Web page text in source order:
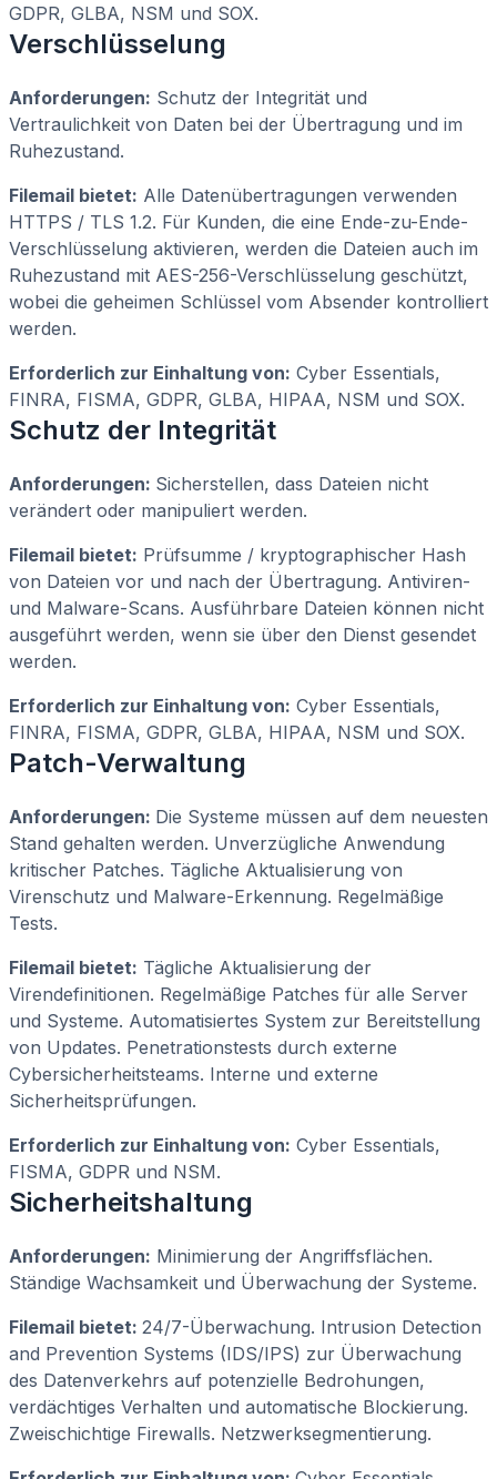
GDPR, GLBA, NSM und SOX.
Verschlüsselung
Anforderungen: Schutz der Integrität und
Vertraulichkeit von Daten bei der Übertragung und im
Ruhezustand.
Filemail bietet: Alle Datenübertragungen verwenden
HTTPS / TLS 1.2. Für Kunden, die eine Ende-zu-Ende-
Verschlüsselung aktivieren, werden die Dateien auch im
Ruhezustand mit AES-256-Verschlüsselung geschützt,
wobei die geheimen Schlüssel vom Absender kontrolliert
werden.
Erforderlich zur Einhaltung von: Cyber Essentials,
FINRA, FISMA, GDPR, GLBA, HIPAA, NSM und SOX.
Schutz der Integrität
Anforderungen: Sicherstellen, dass Dateien nicht
verändert oder manipuliert werden.
Filemail bietet: Prüfsumme / kryptographischer Hash
von Dateien vor und nach der Übertragung. Antiviren-
und Malware-Scans. Ausführbare Dateien können nicht
ausgeführt werden, wenn sie über den Dienst gesendet
werden.
Erforderlich zur Einhaltung von: Cyber Essentials,
FINRA, FISMA, GDPR, GLBA, HIPAA, NSM und SOX.
Patch-Verwaltung
Anforderungen: Die Systeme müssen auf dem neuesten
Stand gehalten werden. Unverzügliche Anwendung
kritischer Patches. Tägliche Aktualisierung von
Virenschutz und Malware-Erkennung. Regelmäßige
Tests.
Filemail bietet: Tägliche Aktualisierung der
Virendefinitionen. Regelmäßige Patches für alle Server
und Systeme. Automatisiertes System zur Bereitstellung
von Updates. Penetrationstests durch externe
Cybersicherheitsteams. Interne und externe
Sicherheitsprüfungen.
Erforderlich zur Einhaltung von: Cyber Essentials,
FISMA, GDPR und NSM.
Sicherheitshaltung
Anforderungen: Minimierung der Angriffsflächen.
Ständige Wachsamkeit und Überwachung der Systeme.
Filemail bietet: 24/7-Überwachung. Intrusion Detection
and Prevention Systems (IDS/IPS) zur Überwachung
des Datenverkehrs auf potenzielle Bedrohungen,
verdächtiges Verhalten und automatische Blockierung.
Zweischichtige Firewalls. Netzwerksegmentierung.